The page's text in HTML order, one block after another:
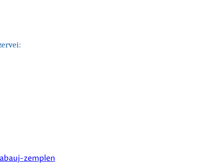
zemplen